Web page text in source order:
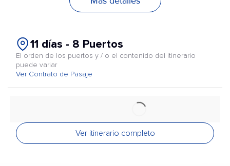
11 días - 8 Puertos
El orden de los puertos y / o el contenido del itinerario
puede variar
Ver Contrato de Pasaje
Ver itinerario completo